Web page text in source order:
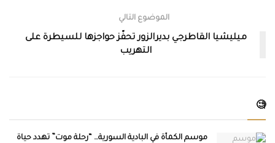
الموضوع التالي
ميليشيا القاطرجي بديرالزور تحفّز حواجزها للسيطرة على
التهريب
🧐
موسم الكمأة في البادية السورية… “رحلة موت” تهدد حياة